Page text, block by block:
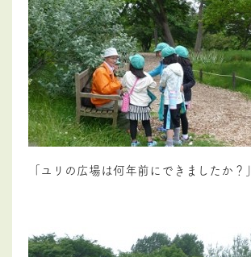
「ユリの広場は何年前にできましたか？」